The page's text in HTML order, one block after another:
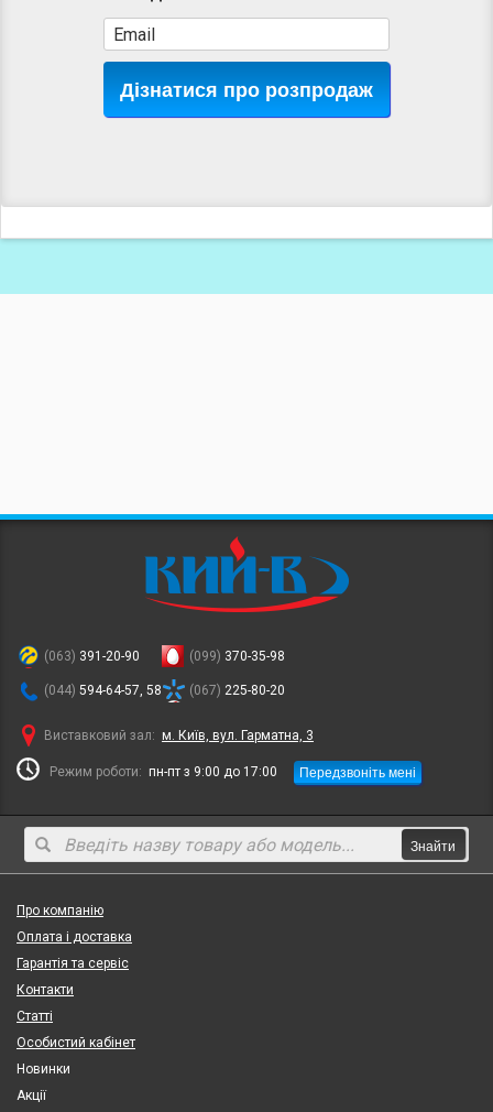
Дізнатися про розпродаж
(063) 391-20-90
(044) 594-64-57, 58
(099) 370-35-98
(067) 225-80-20
Виставковий зал: м. Київ, вул. Гарматна, 3
Режим роботи: пн-пт з 9:00 до 17:00 Передзвоніть мені
Знайти
Про компанію
Оплата і доставка
Гарантія та сервіс
Контакти
Статті
Особистий кабінет
Новинки
Акції